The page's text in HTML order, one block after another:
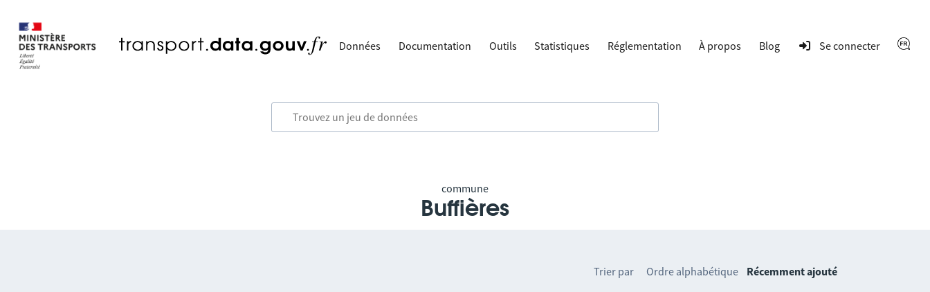
Données Documentation Outils Statistiques Réglementation À propos Blog Se connecter
commune
Buffières
Trier par Ordre alphabétique Récemment ajouté